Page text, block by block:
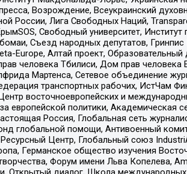
Возрождение, Всеукраинский
России, Лига Свободных Наций,
Свободный университет, Институт
Съезд народных депутатов,
Europe, Алтай проект,
человека Тбилиси, Дом прав
Мартенса, Сетевое объединение
транспортных рабочих, ИстЧам
восточноевропейских и
европейской политики, Академическая
Россия, Глобальная сеть
глобальной помощи, Антивоенный
Центр, Глобальный союз
Германское общество изучения
Форум имени Льва Копелева,